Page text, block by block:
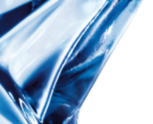
Labeau Organic continúa
apostando por la cosmética
del bienestar